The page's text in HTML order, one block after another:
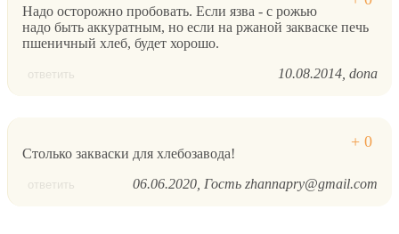
Надо осторожно пробовать. Если язва - с рожью
надо быть аккуратным, но если на ржаной закваске печь
пшеничный хлеб, будет хорошо.
ответить 10.08.2014 dona
Столько закваски для хлебозавода!
ответить 06.06.2020 Гость zhannapry@gmail.com